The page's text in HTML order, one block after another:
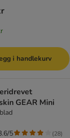
i handlekurv
GEAR Mini
5 (28)